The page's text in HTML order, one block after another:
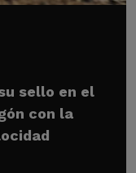
sello en el
con la